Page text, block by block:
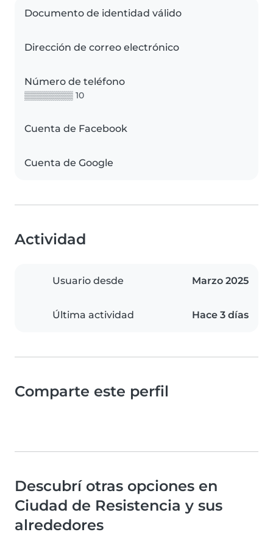
Documento de identidad válido
Dirección de correo electrónico
Número de teléfono
▒▒▒▒▒▒▒▒ 10
Cuenta de Facebook
Cuenta de Google
Actividad
Usuario desde Marzo 2025
Última actividad Hace 3 días
Comparte este perfil
Descubrí otras opciones en
Ciudad de Resistencia y sus
alrededores